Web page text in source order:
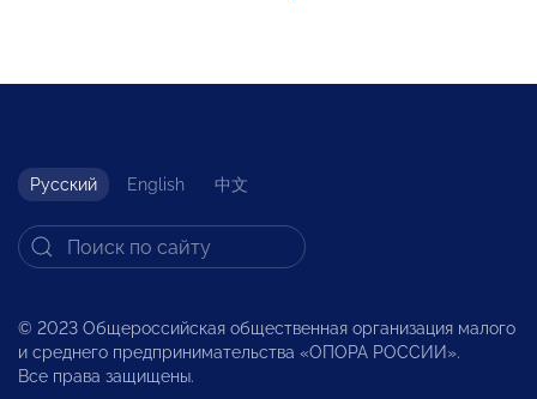
Русский English 中文
© 2023 Общероссийская общественная организация малого
и среднего предпринимательства «ОПОРА РОССИИ».
Все права защищены.